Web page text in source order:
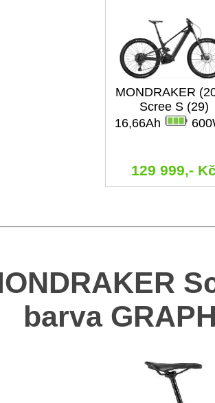
MONDRAKER
Scree S (29)
16,66Ah
129 999,-
barva